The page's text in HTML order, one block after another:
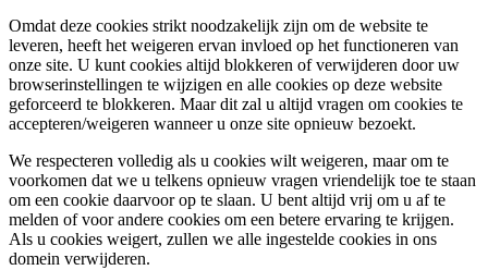
Omdat deze cookies strikt noodzakelijk zijn om de website te
leveren, heeft het weigeren ervan invloed op het functioneren van
onze site. U kunt cookies altijd blokkeren of verwijderen door uw
browserinstellingen te wijzigen en alle cookies op deze website
geforceerd te blokkeren. Maar dit zal u altijd vragen om cookies te
accepteren/weigeren wanneer u onze site opnieuw bezoekt.
We respecteren volledig als u cookies wilt weigeren, maar om te
voorkomen dat we u telkens opnieuw vragen vriendelijk toe te staan
om een cookie daarvoor op te slaan. U bent altijd vrij om u af te
melden of voor andere cookies om een betere ervaring te krijgen.
Als u cookies weigert, zullen we alle ingestelde cookies in ons
domein verwijderen.